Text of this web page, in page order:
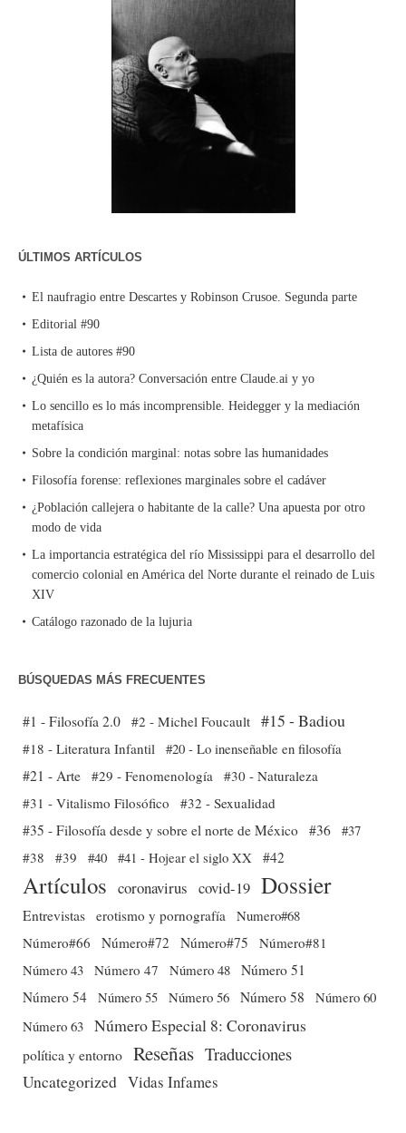
ÚLTIMOS ARTÍCULOS
El naufragio entre Descartes y Robinson Crusoe. Segunda parte
Editorial #90
Lista de autores #90
¿Quién es la autora? Conversación entre Claude.ai y yo
Lo sencillo es lo más incomprensible. Heidegger y la mediación
metafísica
Sobre la condición marginal: notas sobre las humanidades
Filosofía forense: reflexiones marginales sobre el cadáver
¿Población callejera o habitante de la calle? Una apuesta por otro
modo de vida
La importancia estratégica del río Mississippi para el desarrollo del
comercio colonial en América del Norte durante el reinado de Luis
XIV
Catálogo razonado de la lujuria
BÚSQUEDAS MÁS FRECUENTES
#1 - Filosofía 2.0 #2 - Michel Foucault #15 - Badiou
#18 - Literatura Infantil #20 - Lo inenseñable en filosofía
#21 - Arte #29 - Fenomenología
#30 - Naturaleza
#31 - Vitalismo Filosófico
#32 - Sexualidad
#35 - Filosofía desde y sobre el norte de México #36 #37
#38
#39 #40 #41 - Hojear el siglo XX #42
Artículos coronavirus covid-19 Dossier
Entrevistas erotismo y pornografía
Numero#68
Número#66
Número#72 Número#75
Número#81
Número 43 Número 47 Número 48 Número 51
Número 54 Número 55 Número 56 Número 58
Número 60
Número 63 Número Especial 8: Coronavirus
política y entorno Reseñas Traducciones
Uncategorized Vidas Infames